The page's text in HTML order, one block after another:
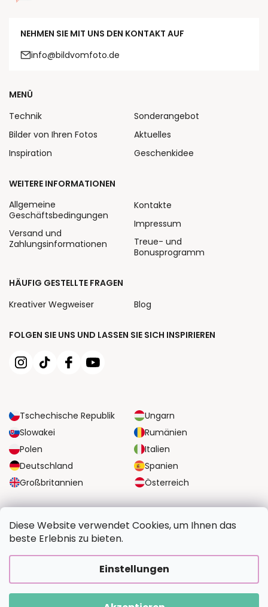
Diese Website verwendet Cookies, um Ihnen das
beste Erlebnis zu bieten.
Einstellungen
NEHMEN SIE MIT UNS DEN KONTAKT AUF
info@bildvomfoto.de
FOLGEN SIE UNS UND LASSEN SIE SICH INSPIRIEREN
Tschechische Republik
Ungarn
Slowakei
Rumänien
Polen
Italien
Deutschland
Spanien
Großbritannien
Österreich
MENÜ
Technik
Bilder von Ihren Fotos
Inspiration
Sonderangebot
Aktuelles
Geschenkidee
WEITERE INFORMATIONEN
Allgemeine
Geschäftsbedingungen
Versand und
Zahlungsinformationen
Kontakte
Impressum
Treue- und
Bonusprogramm
HÄUFIG GESTELLTE FRAGEN
Kreativer Wegweiser
Blog
SICHERE ZAHLUNGSOPTIONEN